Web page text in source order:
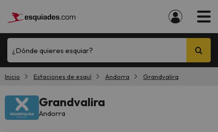
¿Dónde quieres esquiar?
Inicio Estaciones de esquí Andorra Grandvalira
Grandvalira
Andorra